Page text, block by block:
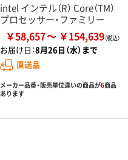
intel インテル（R） Core（TM）
プロセッサー・ファミリー
￥58,657 ￥154,639
お届け日：8月26日（水）まで
直送品
メーカー品番・販売単位違いの商品が6商品
あります